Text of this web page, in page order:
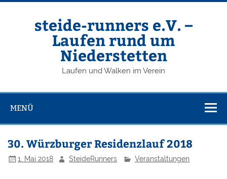
Zum
steide-runners e.V. –
Laufen rund um
Niederstetten
Laufen und Walken im Verein
MENÜ
30. Würzburger Residenzlauf 2018
1. Mai 2018 SteideRunners Veranstaltungen